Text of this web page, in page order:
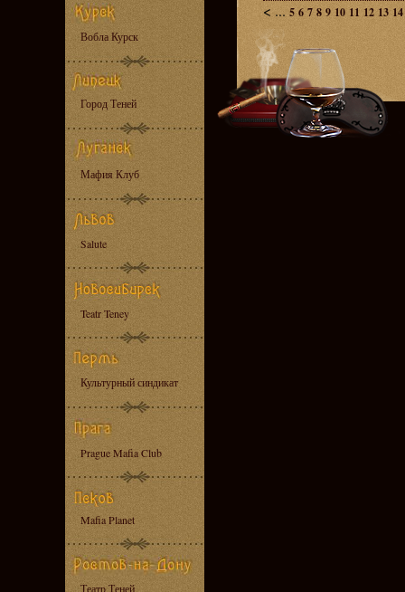
Вобла Курск
Город Теней
Мафия Клуб
Salute
Teatr Teney
Культурный синдикат
Prague Mafia Club
Mafia Planet
Театр Теней
< ...5 6 7 8 9 10 11 12 13 14